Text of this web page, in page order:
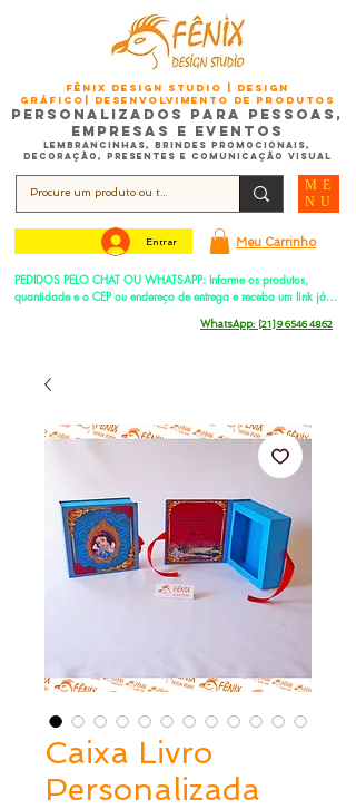
FÊNIX DESIGN STUDIO | Design
Gráfico| Desenvolvimento de Produtos
Personalizados para Pessoas,
Empresas e EventoS
Lembrancinhas, Brindes promocionais,
Decoração, Presentes e Comunicação Visual
PEDIDOS PELO CHAT OU WHATSAPP: Informe os produtos,
quantidade e o CEP ou endereço de entrega e receba um link já
ME
NU
Meu Carrinho
WhatsApp: [21] 9 6546 4862
Entrar
Caixa Livro
Personalizada